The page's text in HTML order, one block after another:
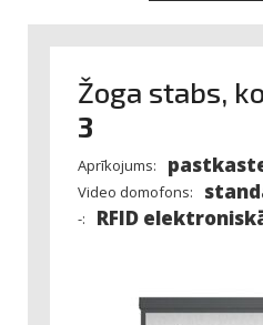
Žoga stabs,
3
Aprīkojums:
Video domofons:
-: RFID